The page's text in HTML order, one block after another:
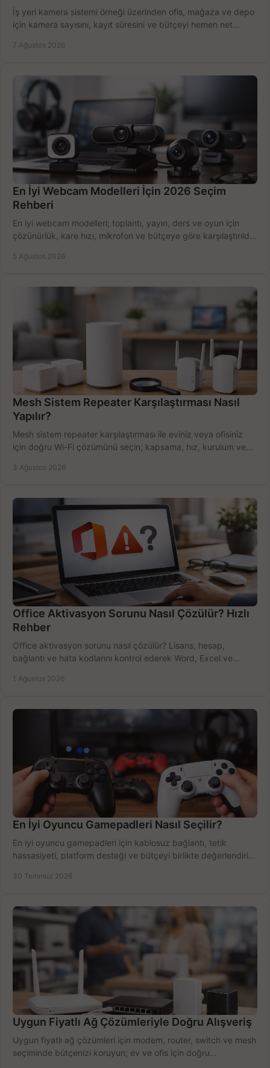
İş yeri kamera sistemi örneği üzerinden ofis, mağaza ve depo
için kamera sayısını, kayıt süresini ve bütçeyi hemen net
7 Ağustos 2026
En İyi Webcam Modelleri İçin 2026 Seçim
Rehberi
En iyi webcam modelleri; toplantı, yayın, ders ve oyun için
çözünürlük, kare hızı, mikrofon ve bütçeye göre karşılaştırıldı.
5 Ağustos 2026
Mesh Sistem Repeater Karşılaştırması Nasıl
Yapılır?
Mesh sistem repeater karşılaştırması ile eviniz veya ofisiniz
için doğru Wi-Fi çözümünü seçin; kapsama, hız, kurulum ve
3 Ağustos 2026
Office Aktivasyon Sorunu Nasıl Çözülür? Hızlı
Rehber
Office aktivasyon sorunu nasıl çözülür? Lisans, hesap,
bağlantı ve hata kodlarını kontrol ederek Word, Excel ve
1 Ağustos 2026
En İyi Oyuncu Gamepadleri Nasıl Seçilir?
En iyi oyuncu gamepadleri için kablosuz bağlantı, tetik
hassasiyeti, platform desteği ve bütçeyi birlikte değerlendirin;
30 Temmuz 2026
Uygun Fiyatlı Ağ Çözümleriyle Doğru Alışveriş
Uygun fiyatlı ağ çözümleri için modem, router, switch ve mesh
seçiminde bütçenizi koruyun; ev ve ofis için doğru